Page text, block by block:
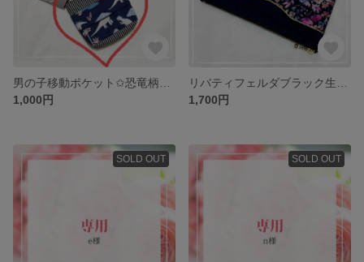
1,000円
1,700円
SOLD OUT SOLD OUT